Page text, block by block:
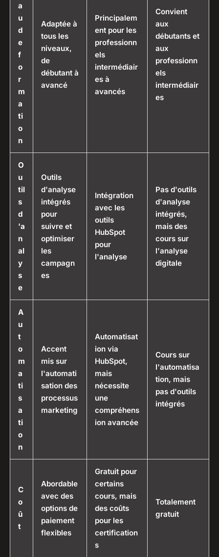
a
u
d
e
f
o
r
m
a
ti
o
n
Adaptée à
tous les
niveaux,
de
débutant à
avancé
Principalem
ent pour les
professionn
els
intermédiair
es à
avancés
Convient
aux
débutants et
aux
professionn
els
intermédiair
es
O
u
til
s
d
'a
n
al
y
s
e
Outils
d'analyse
intégrés
pour
suivre et
optimiser
les
campagn
es
Intégration
avec les
outils
HubSpot
pour
l'analyse
Pas d'outils
d'analyse
intégrés,
mais des
cours sur
l'analyse
digitale
A
u
t
o
m
a
ti
s
a
ti
o
n
Accent
mis sur
l'automati
sation des
processus
marketing
Automatisat
ion via
HubSpot,
mais
nécessite
une
compréhens
ion avancée
Cours sur
l'automatisa
tion, mais
pas d'outils
intégrés
C
o
û
t
Abordable
avec des
options de
paiement
flexibles
Gratuit pour
certains
cours, mais
des coûts
pour les
certification
s
Totalement
gratuit